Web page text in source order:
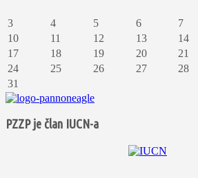
3
4 5 6 7
10
11 12 13 14
17
18 19 20 21
24
25 26 27 28
31
PZZP je član IUCN-a